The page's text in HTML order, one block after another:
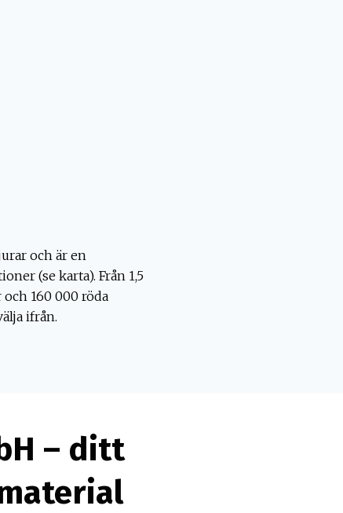
och är en
(se karta). Från 1,5
160 000 röda
ifrån.
– ditt